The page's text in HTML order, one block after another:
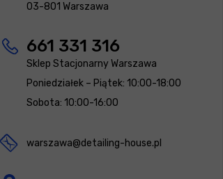
03-801 Warszawa
661 331 316
Sklep Stacjonarny Warszawa
Poniedziałek – Piątek: 10:00-18:00
Sobota: 10:00-16:00
warszawa@detailing-house.pl